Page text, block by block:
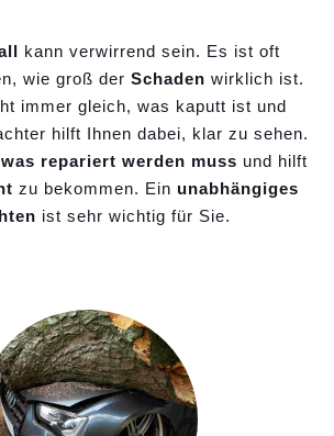
kann verwirrend sein. Es ist oft
wie groß der Schaden wirklich ist.
immer gleich, was kaputt ist und
hilft Ihnen dabei, klar zu sehen.
was repariert werden muss und hilft
zu bekommen. Ein unabhängiges
ist sehr wichtig für Sie.